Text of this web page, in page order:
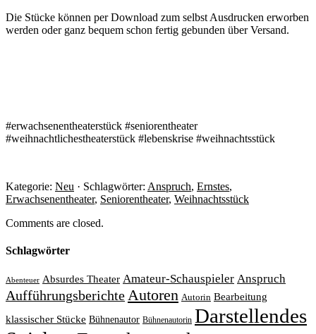
Die Stücke können per Download zum selbst Ausdrucken erworben
werden oder ganz bequem schon fertig gebunden über Versand.
#erwachsenentheaterstück #seniorentheater
#weihnachtlichestheaterstück #lebenskrise #weihnachtsstück
Kategorie: Neu · Schlagwörter: Anspruch, Ernstes,
Erwachsenentheater, Seniorentheater, Weihnachtsstück
Comments are closed.
Schlagwörter
Abenteuer Absurdes Theater Amateur-Schauspieler Anspruch
AufführungsberichteAutoren Autorin Bearbeitung
klassischer Stücke Bühnenautor Bühnenautorin Darstellendes